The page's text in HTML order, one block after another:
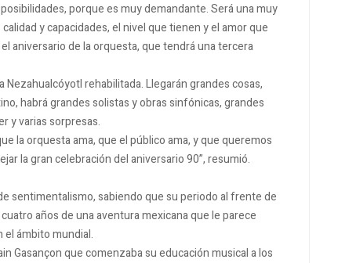
porque es muy demandante. Será una muy
y capacidades, el nivel que tienen y el amor que
aniversario de la orquesta, que tendrá una tercera
rehabilitada. Llegarán grandes cosas,
habrá grandes solistas y obras sinfónicas, grandes
y varias sorpresas.
la orquesta ama, que el público ama, y que queremos
la gran celebración del aniversario 90”, resumió.
sentimentalismo, sabiendo que su periodo al frente de
años de una aventura mexicana que le parece
el ámbito mundial.
Gasançon que comenzaba su educación musical a los